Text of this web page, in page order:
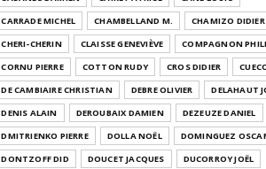
CARRADE MICHEL
CHAMBELLAND M.
CHAMIZO DIDIER
CHERI-CHERIN
CLAISSE GENEVIÈVE
COMPAGNON
CORNU PIERRE
COTTON RUDY CROS DIDIER
DE CAMBIAIRE CHRISTIAN
DEBRE OLIVIER
DELAHAUT
DENIS ALAIN
DEROUBAIX DAMIEN
DEZEUZE DANIEL
DMITRIENKO PIERRE
DOLLA NOËL
DOMINGUEZ
DONTZOFF DID
DOUCET JACQUES
DUCORROY JOËL